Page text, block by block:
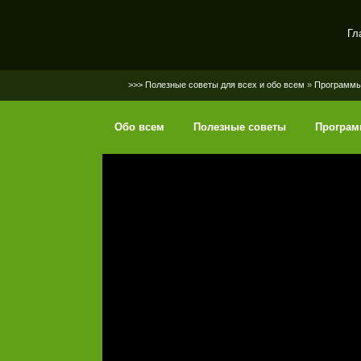
>>> Полезные советы для всех и обо всем »
Обо всем Полезные советы